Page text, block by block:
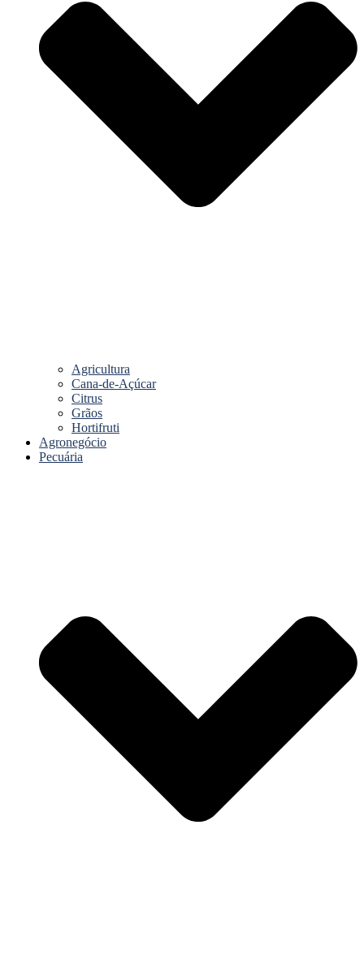
Agricultura
Cana-de-Açúcar
Citrus
Grãos
Hortifruti
Agronegócio
Pecuária